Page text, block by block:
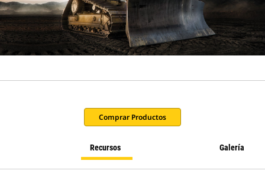
Comprar Productos
Recursos Galería